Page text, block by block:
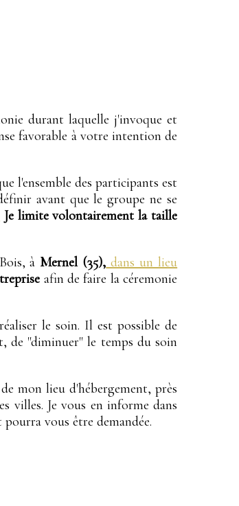
durant laquelle j'invoque et
favorable à votre intention de
l'ensemble des participants est
avant que le groupe ne se
Je limite volontairement la taille
à Mernel (35), dans un lieu
afin de faire la céremonie
le soin. Il est possible de
de "diminuer" le temps du soin
mon lieu d'hébergement, près
villes. Je vous en informe dans
vous être demandée.